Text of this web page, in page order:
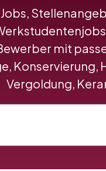
mit
Konservierung,
Vergoldung,